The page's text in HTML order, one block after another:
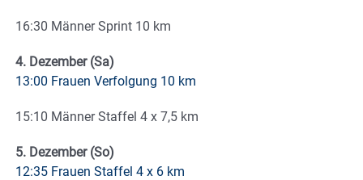
16:30 Männer Sprint 10 km
4. Dezember (Sa)
13:00 Frauen Verfolgung 10 km
15:10 Männer Staffel 4 x 7,5 km
5. Dezember (So)
12:35 Frauen Staffel 4 x 6 km